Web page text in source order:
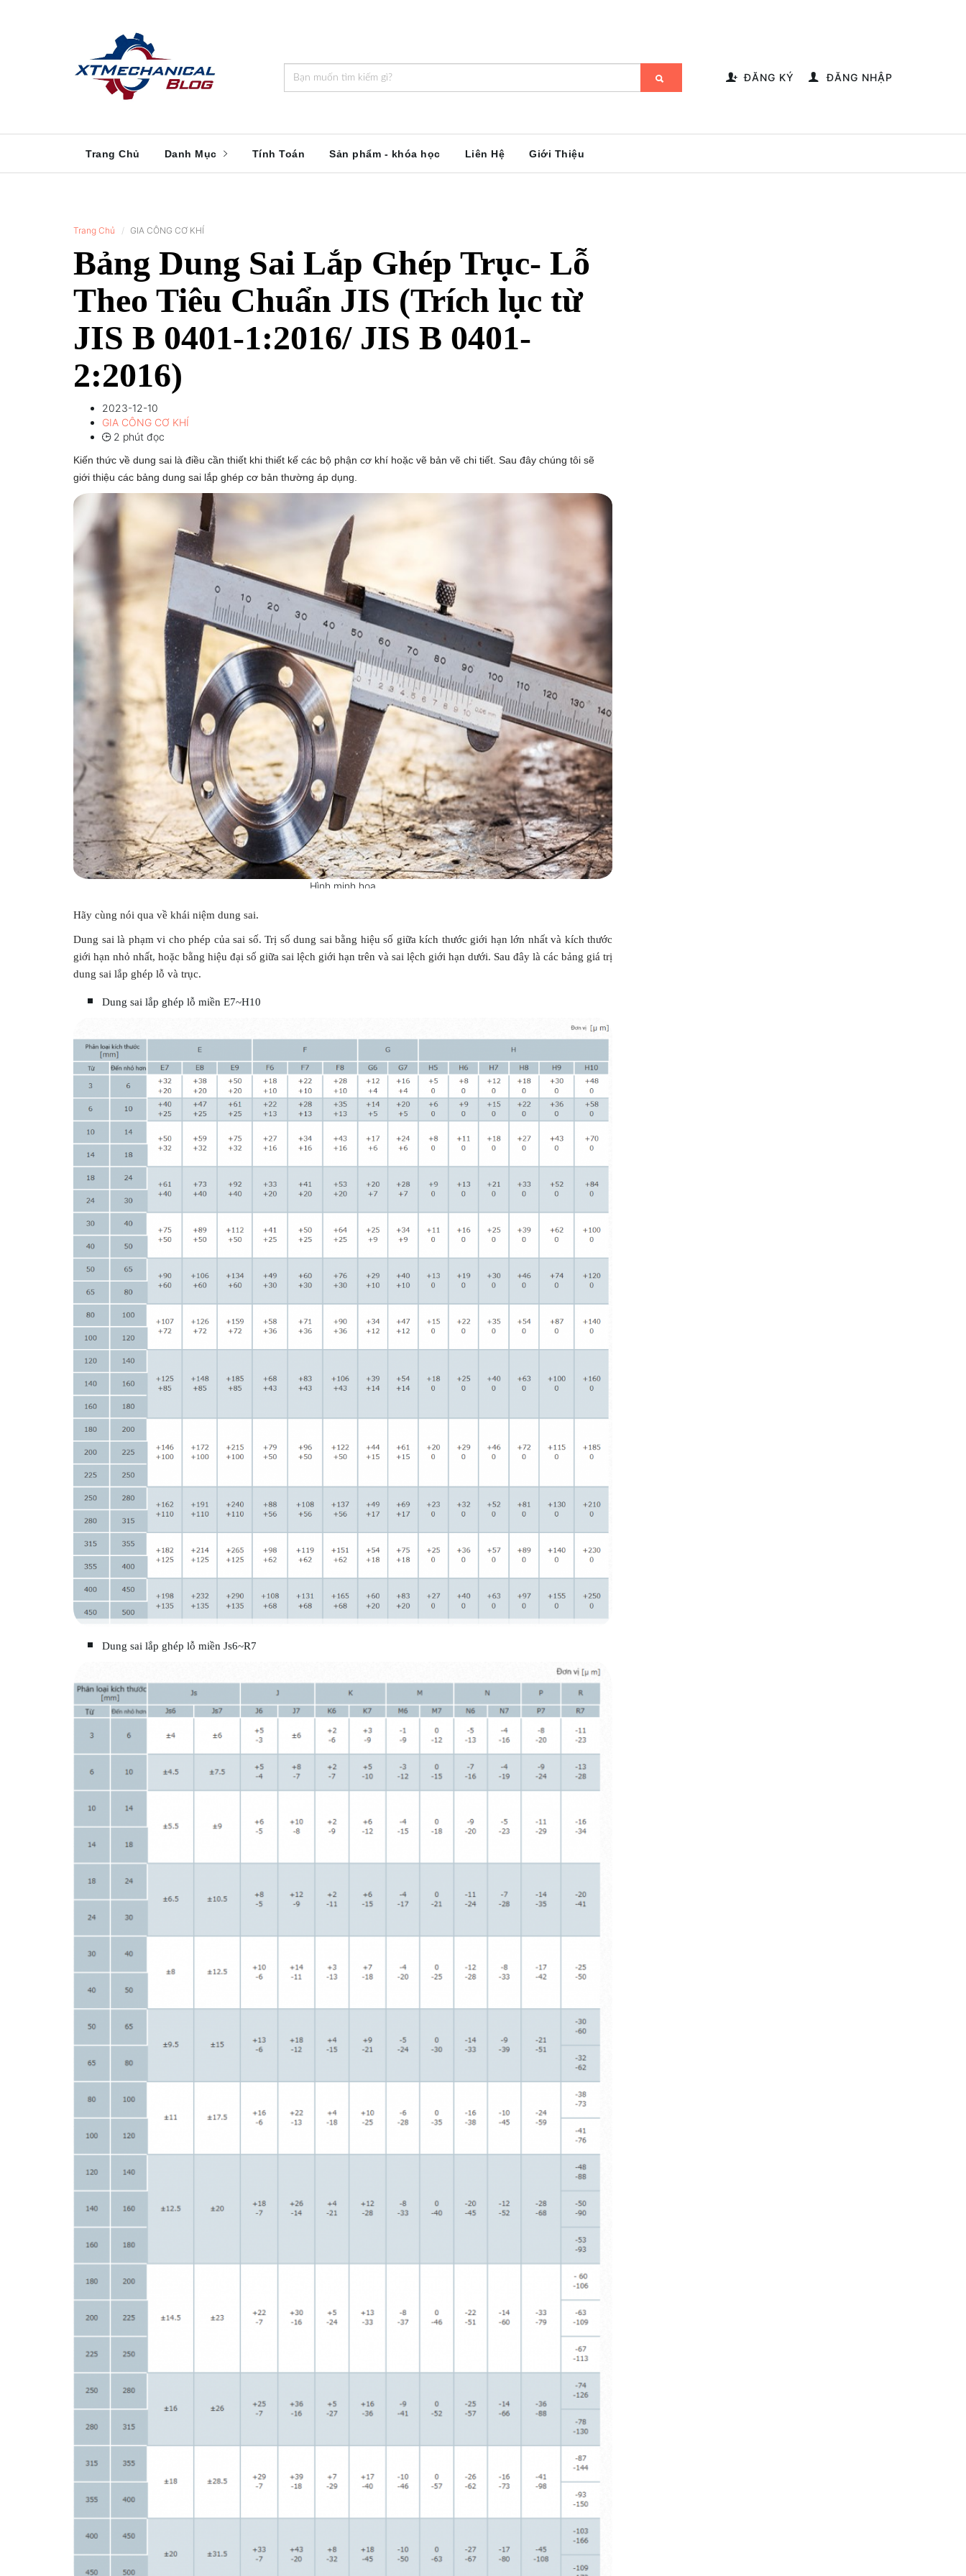
ĐĂNG KÝ ĐĂNG NHẬP
Trang Chủ Danh Mục Tính Toán Sản phẩm - khóa học Liên Hệ Giới Thiệu
Trang Chủ GIA CÔNG CƠ KHÍ
Bảng Dung Sai Lắp Ghép Trục- Lỗ
Theo Tiêu Chuẩn JIS (Trích lục từ
JIS B 0401-1:2016/ JIS B 0401-
2:2016)
2023-12-10
GIA CÔNG CƠ KHÍ
2 phút đọc
Kiến thức về dung sai là điều cần thiết khi thiết kế các bộ phận cơ khí hoặc vẽ bản vẽ chi tiết. Sau đây chúng tôi sẽ
giới thiệu các bảng dung sai lắp ghép cơ bản thường áp dụng.
Hình minh họa
Hãy cùng nói qua về khái niệm dung sai.
Dung sai là phạm vi cho phép của sai số. Trị số dung sai bằng hiệu số giữa kích thước giới hạn lớn nhất và kích thước
giới hạn nhỏ nhất, hoặc bằng hiệu đại số giữa sai lệch giới hạn trên và sai lệch giới hạn dưới. Sau đây là các bảng giá trị
dung sai lắp ghép lỗ và trục.
Dung sai lắp ghép lỗ miền E7~H10
Dung sai lắp ghép lỗ miền Js6~R7